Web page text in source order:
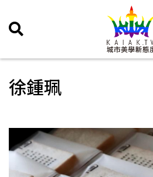
徐鍾珮